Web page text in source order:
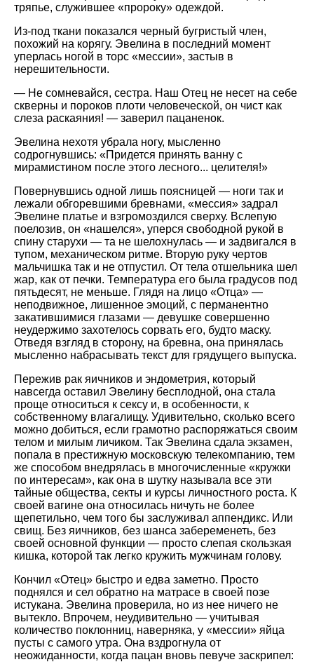
тряпье, служившее
пророку
одеждой.
Из-под ткани показался черный бугристый член,
похожий на корягу. Эвелина в последний момент
уперлась ногой в торс
мессии
, застыв в
нерешительности.
— Не сомневайся, сестра. Наш Отец не несет на себе
скверны и пороков плоти человеческой, он чист как
слеза раскаяния! — заверил пацаненок.
Эвелина нехотя убрала ногу, мысленно
содрогнувшись:
Придется принять вaнну с
мирамистином после этого лесного... целителя!
Повернувшись одной лишь поясницей — ноги так и
лежали обгоревшими бревнами,
мессия
задрал
Эвелине платье и взгромоздился сверху. Вслепую
поелозив, он
нашелся
, уперся свободной рукой в
спину старухи — та не шелохнулась — и задвигался в
тупом, механическом ритме. Вторую руку чертов
мальчишка так и не отпустил. От тела отшельника шел
жар, как от печки. Температура его была градусов под
пятьдесят, не меньше. Глядя на лицо
Отца
—
неподвижное, лишенное эмоций, с перманентно
закатившимися глазами — девушке совершенно
неудержимо захотелось сорвать его, будто маску.
Отведя взгляд в сторону, на бревна, она принялась
мысленно набрасывать текст для грядущего выпуска.
Пережив рак яичников и эндометрия, который
навсегда оставил Эвелину бесплодной, она стала
проще относиться к сексу и, в особенности, к
собственному влагалищу. Удивительно, сколько всего
можно добиться, если грамотно распоряжаться своим
телом и милым личиком. Так Эвелина сдала экзамен,
попала в престижную московскую телекомпанию, тем
же способом внедрялась в многочисленные
кружки
по интересам
, как она в шутку называла все эти
тайные общества, секты и курсы личностного роста. К
своей вагине она относилась ничуть не более
щепетильно, чем того бы заслуживал аппендикс. Или
свищ. Без яичников, без шанса забеременеть, без
своей основной функции — просто слепая скользкая
кишка, которой так легко кружить мужчинам голову.
Кончил
Отец
быстро и едва заметно. Просто
поднялся и сел обратно на матрасе в своей позе
истукана. Эвелина проверила, но из нее ничего не
вытекло. Впрочем, неудивительно — учитывая
количество поклонниц, наверняка, у
мессии
яйца
пусты с самого утра. Она вздрогнула от
неожиданности, когда пацан вновь певуче заскрипел: